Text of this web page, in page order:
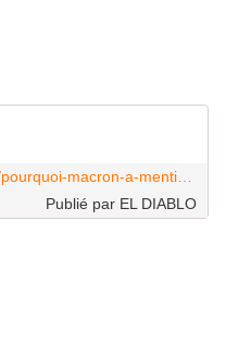
http://www.filoche.net/2018/12/17/pourquoi-macron-a-menti-sur-le-smic-parce-que-le-salaire-est-son-ennemi/
Publié par EL DIABLO